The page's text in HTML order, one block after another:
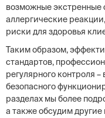
возможные экстренные
аллергические
риски для здоровья
Таким образом,
стандартов,
регулярного контроля –
безопасного
разделах мы более
а также обсудим